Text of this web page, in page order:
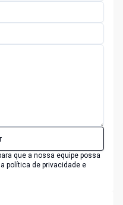
que a nossa equipe possa
política de privacidade e